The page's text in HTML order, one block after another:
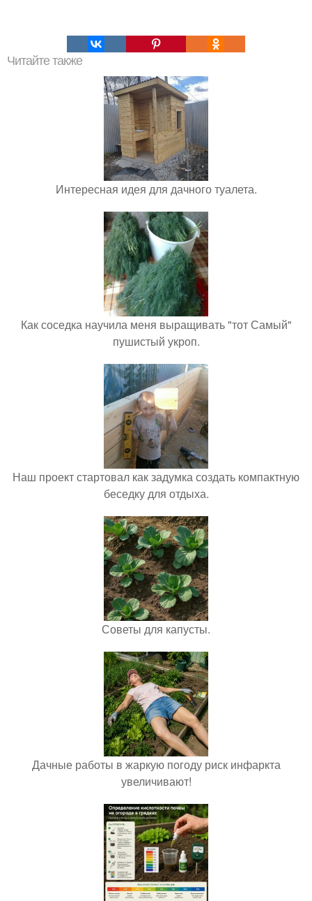
Читайте также
Интересная идея для дачного туалета.
Как соседка научила меня выращивать "тот Самый"
пушистый укроп.
Наш проект стартовал как задумка создать компактную
беседку для отдыха.
Советы для капусты.
Дачные работы в жаркую погоду риск инфаркта
увеличивают!